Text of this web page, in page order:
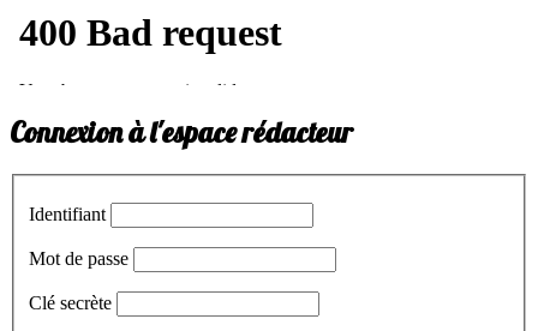
Connexion à l'espace rédacteur
Identifiant
Mot de passe
Clé secrète